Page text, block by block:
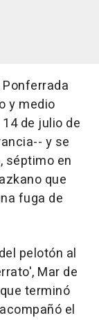
y medio
de julio de
y se
séptimo en
que
fuga de
pelotón al
Mar de
terminó
el